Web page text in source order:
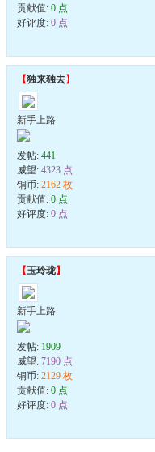
贡献值: 0 点
好评度: 0 点
【独来独去】
新手上路
发帖: 441
威望: 4323 点
铜币: 2162 枚
贡献值: 0 点
好评度: 0 点
【玉玲珑】
新手上路
发帖: 1909
威望: 7190 点
铜币: 2129 枚
贡献值: 0 点
好评度: 0 点